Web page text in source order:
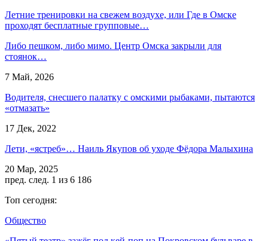
Летние тренировки на свежем воздухе, или Где в Омске
проходят бесплатные групповые…
Либо пешком, либо мимо. Центр Омска закрыли для
стоянок…
7 Май, 2026
Водителя, снесшего палатку с омскими рыбаками, пытаются
«отмазать»
17 Дек, 2022
Лети, «ястреб»… Наиль Якупов об уходе Фёдора Малыхина
20 Мар, 2025
пред. след. 1 из 6 186
Топ сегодня:
Общество